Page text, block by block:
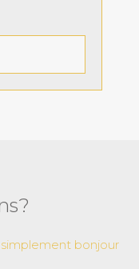
bonjour